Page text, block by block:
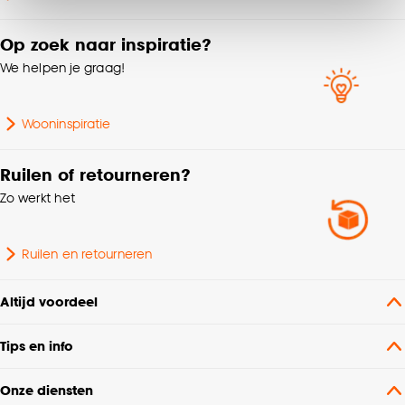
noodzakelijke cookies te accepteren. Je kunt er ook
voor kiezen om bepaalde cookies wel of niet te
accepteren door op ‘Cookies aanpassen’ te
kan aanpassen, bekijk hiervoor onze
cookieverklaring
Op zoek naar inspiratie?
We helpen je graag!
Wooninspiratie
Ruilen of retourneren?
Zo werkt het
Ruilen en retourneren
Altijd voordeel
Tips en info
Onze diensten